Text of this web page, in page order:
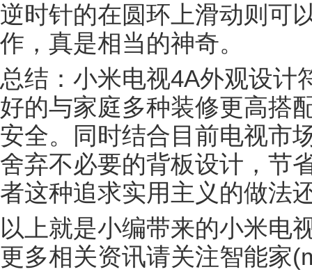
逆时针的在圆环上滑动则可
作，真是相当的神奇。
总结：小米电视4A外观设计
好的与家庭多种装修更高搭
安全。同时结合目前电视市
舍弃不必要的背板设计，节
者这种追求实用主义的做法
以上就是小编带来的小米电
更多相关资讯请关注智能家